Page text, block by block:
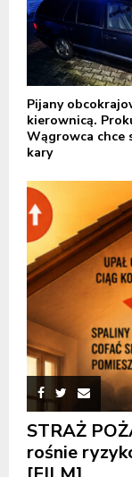
Pijany
kierownicą.
Wągrowca chce
kary
STRAŻ
rośnie